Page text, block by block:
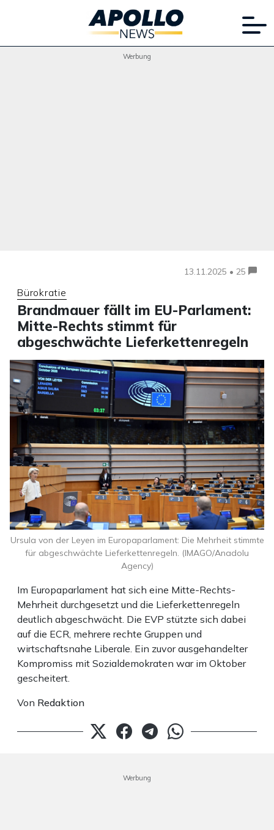
Werbung
13.11.2025 • 25
Bürokratie
Brandmauer fällt im EU-Parlament:
Mitte-Rechts stimmt für
abgeschwächte Lieferkettenregeln
Im Europaparlament hat sich eine Mitte-Rechts-
Mehrheit durchgesetzt und die Lieferkettenregeln
deutlich abgeschwächt. Die EVP stützte sich dabei
auf die ECR, mehrere rechte Gruppen und
wirtschaftsnahe Liberale. Ein zuvor ausgehandelter
Kompromiss mit Sozialdemokraten war im Oktober
gescheitert.
Von Redaktion
Ursula von der Leyen im Europaparlament: Die Mehrheit stimmte
für abgeschwächte Lieferkettenregeln. (IMAGO/Anadolu
Agency)
Werbung